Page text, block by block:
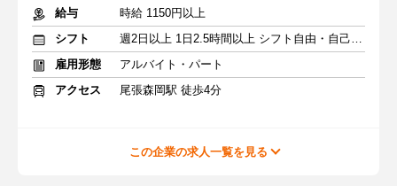
給与
時給 1150円以上
シフト
週2日以上 1日2.5時間以上 シフト自由・自己申告
雇用形態
アルバイト・パート
アクセス
尾張森岡駅 徒歩4分
この企業の求人一覧を見る